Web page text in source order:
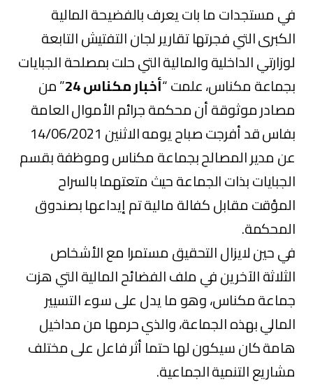
في مستجدات ما بات يعرف بالفضيحة المالية
الكبرى التي فجرتها تقارير لجان التفتيش التابعة
لوزارتي الداخلية والمالية التي حلت بمصلحة الجبايات
بجماعة مكناس، علمت “أخبار مكناس 24
” من
مصادر موثوقة أن محكمة جرائم الأموال العامة
بفاس قد أفرجت صباح يومه الاثنين 14/06/2021
عن مدير المصالح بجماعة مكناس وموظفة بقسم
الجبايات بذات الجماعة حيث متعتهما بالسراح
المؤقت مقابل كفالة مالية تم إيداعها بصندوق
المحكمة.
في حين لايزال التحقيق مستمرا مع الأشخاص
الثلاثة الآخرين في ملف الفضائح المالية التي هزت
جماعة مكناس، وهو ما يدل على سوء التسيير
المالي بهذه الجماعة، والذي حرمها من مداخيل
هامة كان سيكون لها حتما أثر فاعل على مختلف
مشاريع التنمية الجماعية.